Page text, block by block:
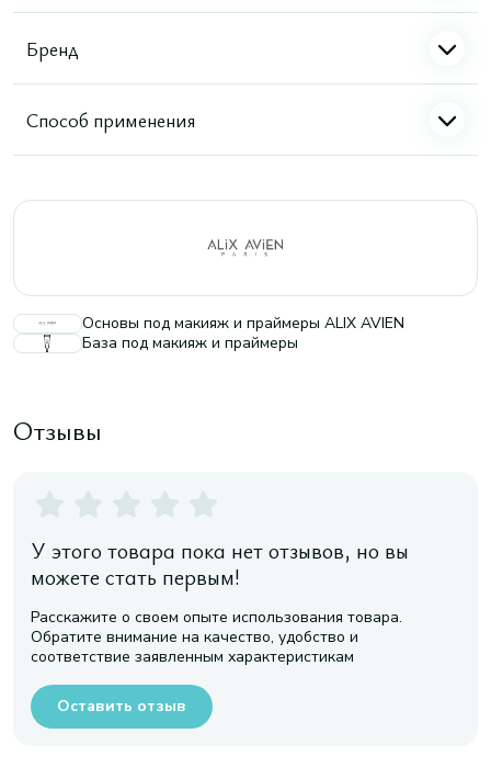
Бренд
Способ применения
Основы под макияж и праймеры ALIX AVIEN
База под макияж и праймеры
Отзывы
У этого товара пока нет отзывов, но вы
можете стать первым!
Расскажите о своем опыте использования товара.
Обратите внимание на качество, удобство и
соответствие заявленным характеристикам
Оставить отзыв